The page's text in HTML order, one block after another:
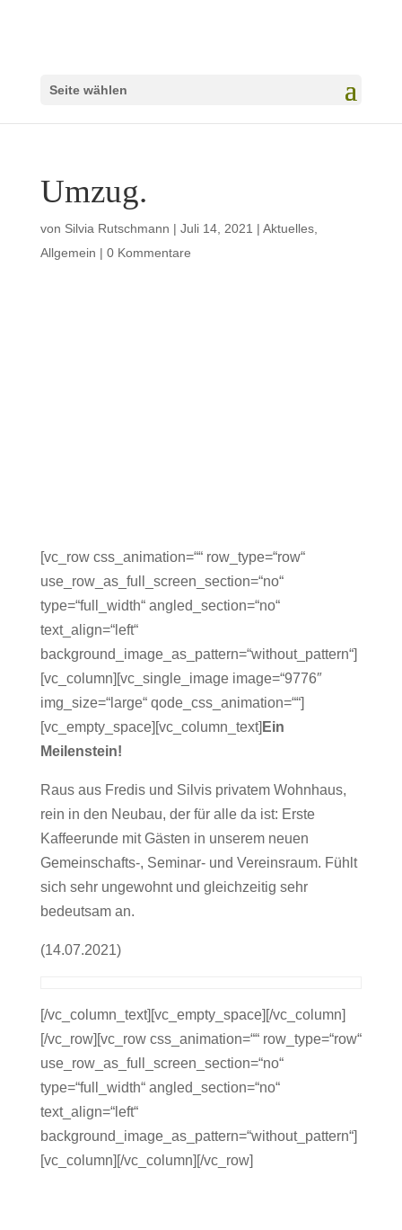
Seite wählen
Umzug.
von Silvia Rutschmann | Juli 14, 2021 | Aktuelles,
Allgemein | 0 Kommentare
[vc_row css_animation=““ row_type=“row“
use_row_as_full_screen_section=“no“
type=“full_width“ angled_section=“no“
text_align=“left“
background_image_as_pattern=“without_pattern“]
[vc_column][vc_single_image image=“9776″
img_size=“large“ qode_css_animation=““]
[vc_empty_space][vc_column_text] Ein
Meilenstein!
Raus aus Fredis und Silvis privatem Wohnhaus,
rein in den Neubau, der für alle da ist: Erste
Kaffeerunde mit Gästen in unserem neuen
Gemeinschafts-, Seminar- und Vereinsraum. Fühlt
sich sehr ungewohnt und gleichzeitig sehr
bedeutsam an.
(14.07.2021)
[/vc_column_text][vc_empty_space][/vc_column]
[/vc_row][vc_row css_animation=““ row_type=“row“
use_row_as_full_screen_section=“no“
type=“full_width“ angled_section=“no“
text_align=“left“
background_image_as_pattern=“without_pattern“]
[vc_column][/vc_column][/vc_row]